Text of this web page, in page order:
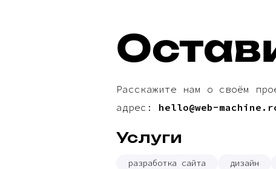
Расскажите нам о своём
адрес:
hello@web-
Услуги
разработка сайта дизайн